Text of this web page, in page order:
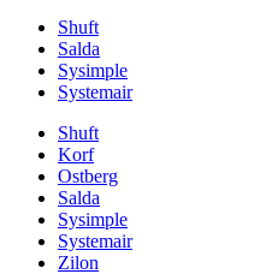
Shuft
Salda
Sysimple
Systemair
Shuft
Korf
Ostberg
Salda
Sysimple
Systemair
Zilon